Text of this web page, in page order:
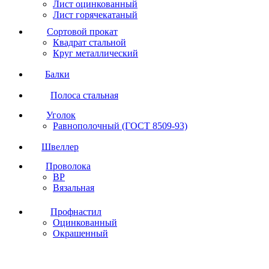
Лист оцинкованный
Лист горячекатаный
Сортовой прокат
Квадрат стальной
Круг металлический
Балки
Полоса стальная
Уголок
Равнополочный (ГОСТ 8509-93)
Швеллер
Проволока
ВР
Вязальная
Профнастил
Оцинкованный
Окрашенный